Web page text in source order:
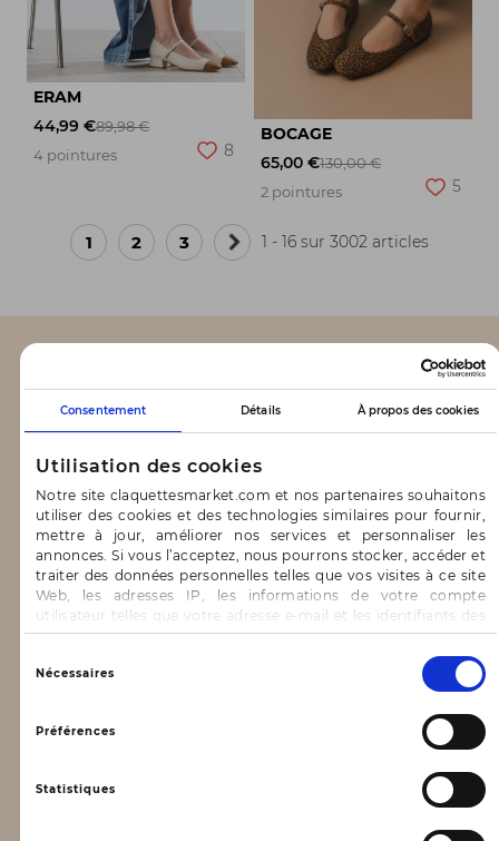
Consentement Détails À propos des cookies
Utilisation des cookies
Notre site claquettesmarket.com et nos partenaires souhaitons
utiliser des cookies et des technologies similaires pour fournir,
mettre à jour, améliorer nos services et personnaliser les
annonces. Si vous l’acceptez, nous pourrons stocker, accéder et
traiter des données personnelles telles que vos visites à ce site
Web, les adresses IP, les informations de votre compte
utilisateur telles que votre adresse e-mail et les identifiants des
cookies.
Vous avez le choix d’« Accepter » pour consentir à ces
utilisations, de « Refuser » pour vous y opposer ou
de sélectionner vos préférences concernant chaque catégorie
de cookie en cliquant sur « Valider la sélection » pour valider vos
options. Vous pouvez à tout moment modifier vos préférences
Nécessaires
Préférences
Statistiques
ERAM
44,99 €89,98 €
4 pointures
8
BOCAGE
65,00 €130,00 €
2 pointures
5
1 2 3
Page
1 - 16 sur 3002 articles
CLAQUETTES MARKET
Blog
CONTACT & AIDE
FAQ
Nous contacter
INFORMATIONS
Mentions légales
Données personnelles, vie privée